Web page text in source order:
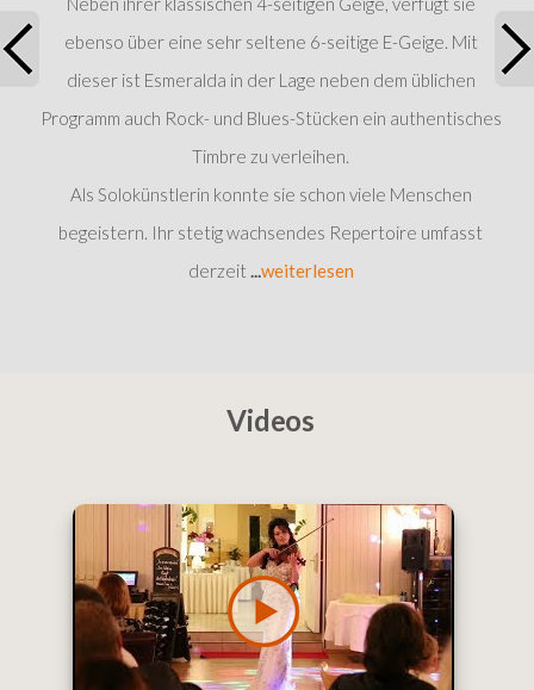
ebenso über eine sehr seltene 6-seitige E-Geige. Mit
dieser ist Esmeralda in der Lage neben dem üblichen
Programm auch Rock- und Blues-Stücken ein authentisches
Timbre zu verleihen.
Als Solokünstlerin konnte sie schon viele Menschen
begeistern. Ihr stetig wachsendes Repertoire umfasst
derzeit
weiterlesen
Videos